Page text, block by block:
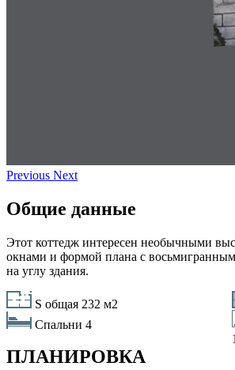
Previous Next
Общие данные
Этот коттедж интересен необычными
окнами и формой плана с
на углу здания.
S общая 232 м2
Спальни 4
ПЛАНИРОВКА